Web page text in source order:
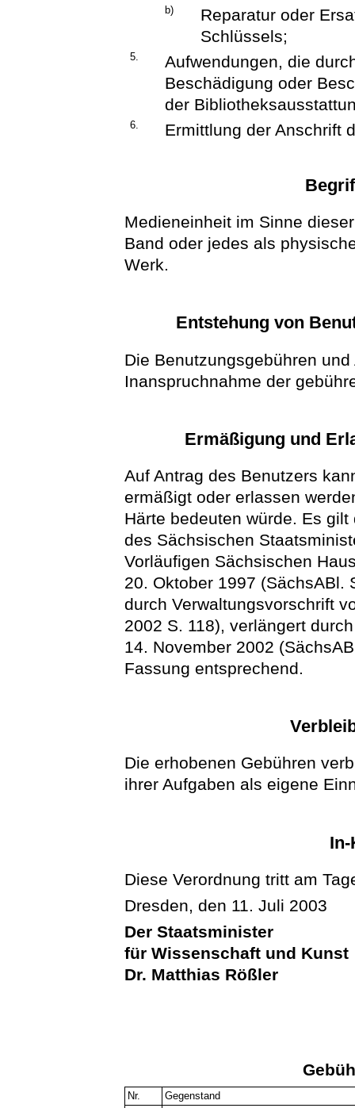
b)
Reparatur oder
Schlüssels;
5.
Aufwendungen, die
Beschädigung oder
der
6. Ermittlung der Anschrift
Medieneinheit im Sinne
Band oder jedes als
Werk.
Entstehung von
Die Benutzungsgebühren
Inanspruchnahme der
Ermäßigung und
Auf Antrag des Benutzers
ermäßigt oder erlassen
Härte bedeuten würde. Es
des Sächsischen
Vorläufigen Sächsischen
20. Oktober 1997 (SächsABl.
durch Verwaltungsvorschrift
2002 S. 118), verlängert
14. November 2002
Fassung entsprechend.
Die erhobenen Gebühren
ihrer Aufgaben als eigene
Diese Verordnung tritt am
Dresden, den 11. Juli 2003
Der Staatsminister
für Wissenschaft und Kunst
Dr. Matthias Rößler
Nr. Gegenstand